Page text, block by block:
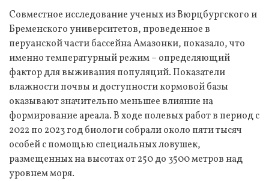
Совместное исследование ученых из Вюрцбургского и
Бременского университетов, проведенное в
перуанской части бассейна Амазонки, показало, что
именно температурный режим – определяющий
фактор для выживания популяций. Показатели
влажности почвы и доступности кормовой базы
оказывают значительно меньшее влияние на
формирование ареала. В ходе полевых работ в период с
2022 по 2023 год биологи собрали около пяти тысяч
особей с помощью специальных ловушек,
размещенных на высотах от 250 до 3500 метров над
уровнем моря.